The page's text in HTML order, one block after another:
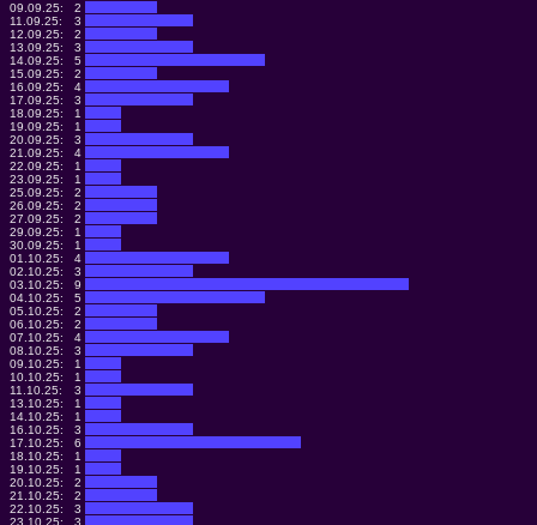
09.09.25:
2
11.09.25:
3
12.09.25:
2
13.09.25:
3
14.09.25:
5
15.09.25:
2
16.09.25:
4
17.09.25:
3
18.09.25:
1
19.09.25:
1
20.09.25:
3
21.09.25:
4
22.09.25:
1
23.09.25:
1
25.09.25:
2
26.09.25:
2
27.09.25:
2
29.09.25:
1
30.09.25:
1
01.10.25:
4
02.10.25:
3
03.10.25:
9
04.10.25:
5
05.10.25:
2
06.10.25:
2
07.10.25:
4
08.10.25:
3
09.10.25:
1
10.10.25:
1
11.10.25:
3
13.10.25:
1
14.10.25:
1
16.10.25:
3
17.10.25:
6
18.10.25:
1
19.10.25:
1
20.10.25:
2
21.10.25:
2
22.10.25:
3